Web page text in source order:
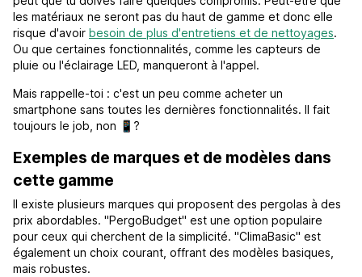
les matériaux ne seront pas du haut de gamme et donc elle
risque d'avoir besoin de plus d'entretiens et de nettoyages.
Ou que certaines fonctionnalités, comme les capteurs de
pluie ou l'éclairage LED, manqueront à l'appel.
Mais rappelle-toi : c'est un peu comme acheter un
smartphone sans toutes les dernières fonctionnalités. Il fait
toujours le job, non 📱?
Exemples de marques et de modèles dans
cette gamme
Il existe plusieurs marques qui proposent des pergolas à des
prix abordables. "PergoBudget" est une option populaire
pour ceux qui cherchent de la simplicité. "ClimaBasic" est
également un choix courant, offrant des modèles basiques,
mais robustes.